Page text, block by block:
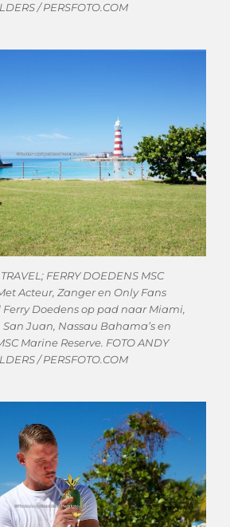
/ PERSFOTO.COM
FERRY DOEDENS MSC
Acteur, Zanger en Only Fans
Doedens op pad naar Miami,
Juan, Nassau Bahama’s en
Marine Reserve. FOTO ANDY
/ PERSFOTO.COM